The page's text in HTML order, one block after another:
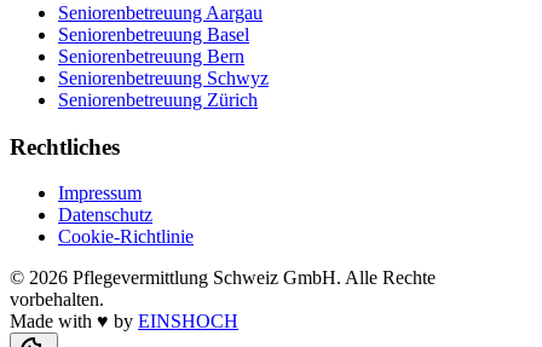
Seniorenbetreuung Aargau
Seniorenbetreuung Basel
Seniorenbetreuung Bern
Seniorenbetreuung Schwyz
Seniorenbetreuung Zürich
Rechtliches
Impressum
Datenschutz
Cookie-Richtlinie
© 2026 Pflegevermittlung Schweiz GmbH. Alle Rechte
vorbehalten.
Made with ♥ by EINSHOCH